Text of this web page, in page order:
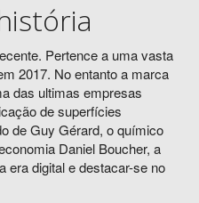
Pertence a uma vasta
2017. No entanto a marca
das ultimas empresas
de superfícies
de Guy Gérard, o químico
Daniel Boucher, a
era digital e destacar-se no